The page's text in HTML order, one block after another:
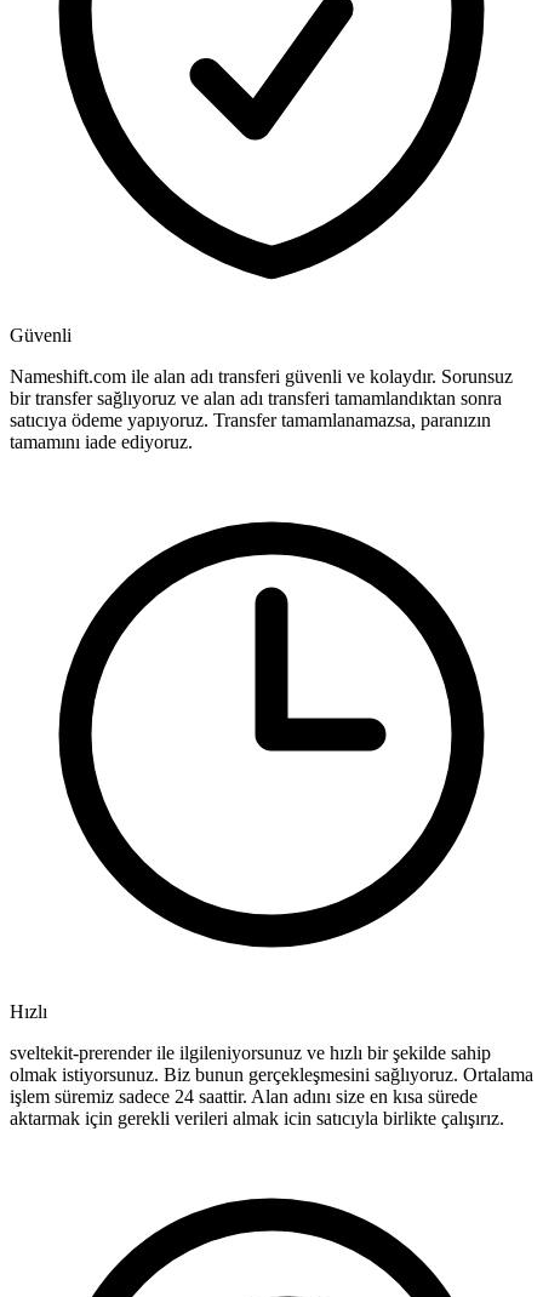
Güvenli
Nameshift.com ile alan adı transferi güvenli ve kolaydır. Sorunsuz
bir transfer sağlıyoruz ve alan adı transferi tamamlandıktan sonra
satıcıya ödeme yapıyoruz. Transfer tamamlanamazsa, paranızın
tamamını iade ediyoruz.
Hızlı
sveltekit-prerender ile ilgileniyorsunuz ve hızlı bir şekilde sahip
olmak istiyorsunuz. Biz bunun gerçekleşmesini sağlıyoruz. Ortalama
işlem süremiz sadece 24 saattir. Alan adını size en kısa sürede
aktarmak için gerekli verileri almak icin satıcıyla birlikte çalışırız.